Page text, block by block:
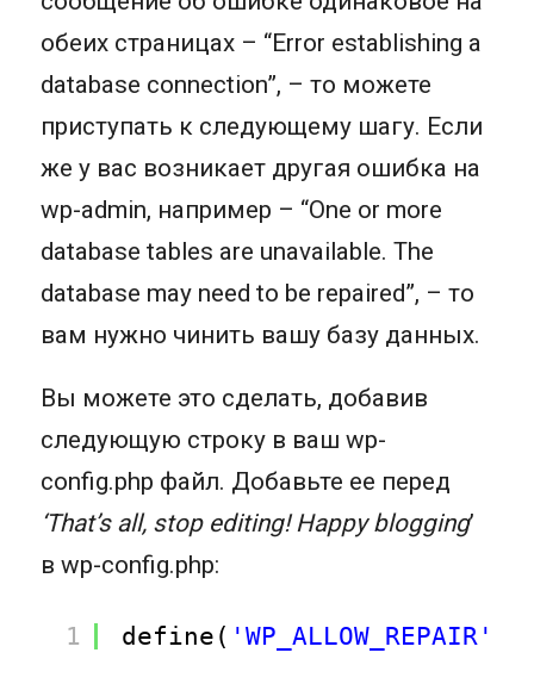
обеих страницах – “Error establishing a
database connection”, – то можете
приступать к следующему шагу. Если
же у вас возникает другая ошибка на
wp-admin, например – “One or more
database tables are unavailable. The
database may need to be repaired”, – то
вам нужно чинить вашу базу данных.
Вы можете это сделать, добавив
следующую строку в ваш wp-
config.php файл. Добавьте ее перед
‘That’s all, stop editing! Happy blogging’
в wp-config.php:
1 define( 'WP_ALLOW_REPAIR'